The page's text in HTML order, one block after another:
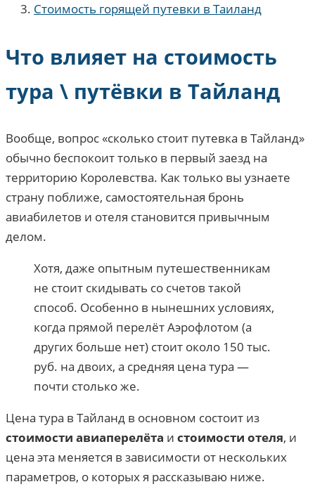
Стоимость горящей путевки в Таиланд
Что влияет на стоимость
тура \ путёвки в Тайланд
Вообще, вопрос «сколько стоит путевка в Тайланд»
обычно беспокоит только в первый заезд на
территорию Королевства. Как только вы узнаете
страну поближе, самостоятельная бронь
авиабилетов и отеля становится привычным
делом.
Хотя, даже опытным путешественникам
не стоит скидывать со счетов такой
способ. Особенно в нынешних условиях,
когда прямой перелёт Аэрофлотом (а
других больше нет) стоит около 150 тыс.
руб. на двоих, а средняя цена тура —
почти столько же.
Цена тура в Тайланд в основном состоит из
стоимости авиаперелёта и стоимости отеля, и
цена эта меняется в зависимости от нескольких
параметров, о которых я рассказываю ниже.